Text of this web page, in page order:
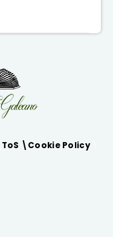
ToS \ Cookie Policy\